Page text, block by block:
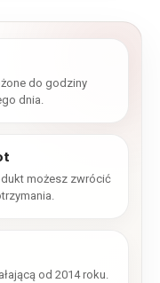
do godziny
dnia.
możesz zwrócić
od 2014 roku.